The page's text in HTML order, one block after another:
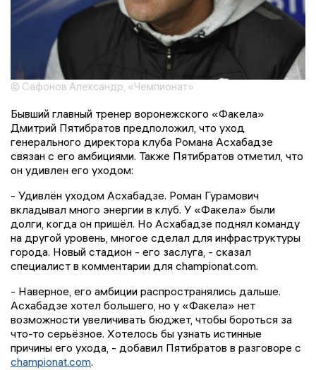
© Сафонов Александр, «Чемпионат»
Бывший главный тренер воронежского «Факела»
Дмитрий Пятибратов предположил, что уход
генерального директора клуба Романа Асхабадзе
связан с его амбициями. Также Пятибратов отметил, что
он удивлен его уходом:
- Удивлён уходом Асхабадзе. Роман Гурамович
вкладывал много энергии в клуб. У «Факела» были
долги, когда он пришёл. Но Асхабадзе поднял команду
на другой уровень, многое сделал для инфраструктуры
города. Новый стадион - его заслуга, - сказал
специалист в комментарии для championat.com.
- Наверное, его амбиции распространялись дальше.
Асхабадзе хотел большего, но у «Факела» нет
возможности увеличивать бюджет, чтобы бороться за
что-то серьёзное. Хотелось бы узнать истинные
причины его ухода, - добавил Пятибратов в разговоре с
championat.com.